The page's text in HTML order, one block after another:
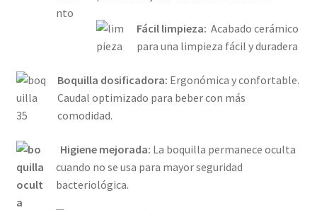
Fácil limpieza: Acabado cerámico
para una limpieza fácil y duradera
Boquilla dosificadora: Ergonómica y confortable.
Caudal optimizado para beber con más
comodidad.
Higiene mejorada: La boquilla permanece oculta
cuando no se usa para mayor seguridad
bacteriológica.